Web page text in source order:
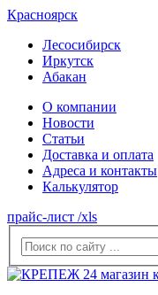
Красноярск
Лесосибирск
Иркутск
Абакан
О компании
Новости
Статьи
Доставка и оплата
Адреса и контакты
Калькулятор
прайс-лист /xls